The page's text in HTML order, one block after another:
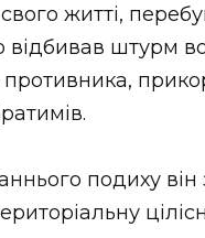
житті,
відбивав штурм
подиху